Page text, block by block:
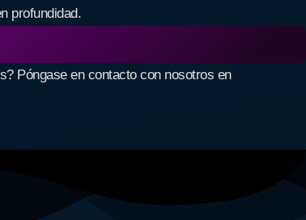
profundidad.
Póngase en contacto con nosotros en